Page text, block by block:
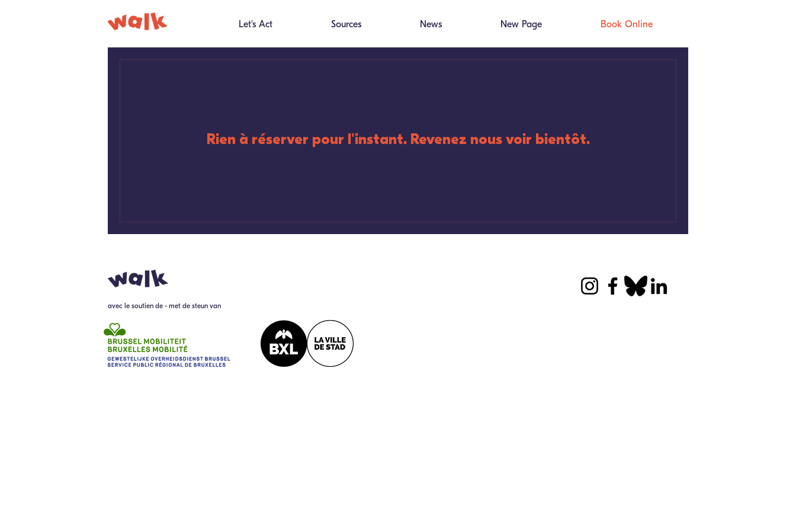
Let's Act Sources News New Page Book Online
Rien à réserver pour l'instant. Revenez nous voir bientôt.
avec le soutien de - met de steun van